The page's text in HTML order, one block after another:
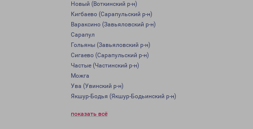
Новый (Воткинский р-н)
Кигбаево (Сарапульский р-н)
Вараксино (Завьяловский р-н)
Сарапул
Гольяны (Завьяловский р-н)
Сигаево (Сарапульский р-н)
Частые (Частинский р-н)
Можга
Ува (Увинский р-н)
Якшур-Бодья (Якшур-Бодьинский р-н)
показать всё